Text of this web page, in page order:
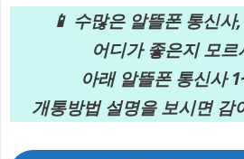
📱 수많은 알뜰폰 통신
어디가 좋은지 모르
아래 알뜰폰 통신사
개통방법 설명을 보시면 감